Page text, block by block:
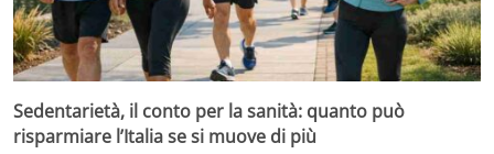
Sedentarietà, il conto per la sanità: quanto può
risparmiare l’Italia se si muove di più